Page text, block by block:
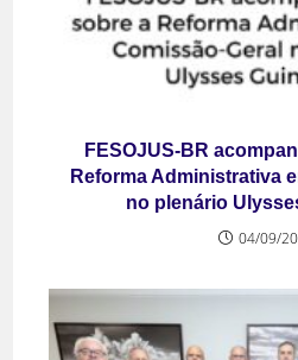
FESOJUS-BR
Reforma Administrativa
no plenário
04/09/